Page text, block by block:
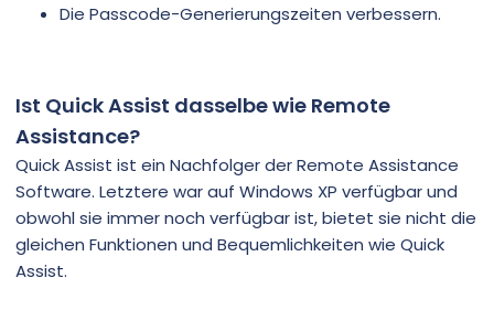
Die Passcode-Generierungszeiten verbessern.
Ist Quick Assist dasselbe wie Remote
Assistance?
Quick Assist ist ein Nachfolger der Remote Assistance
Software. Letztere war auf Windows XP verfügbar und
obwohl sie immer noch verfügbar ist, bietet sie nicht die
gleichen Funktionen und Bequemlichkeiten wie Quick
Assist.